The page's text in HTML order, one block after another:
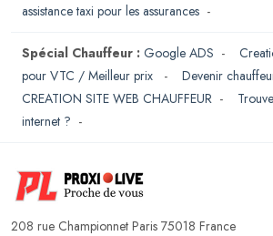
assistance taxi pour les assurances -
Spécial Chauffeur : Google ADS -
pour VTC / Meilleur prix
- Devenir
CREATION SITE WEB CHAUFFEUR -
internet ? -
208 rue Championnet Paris 75018 France